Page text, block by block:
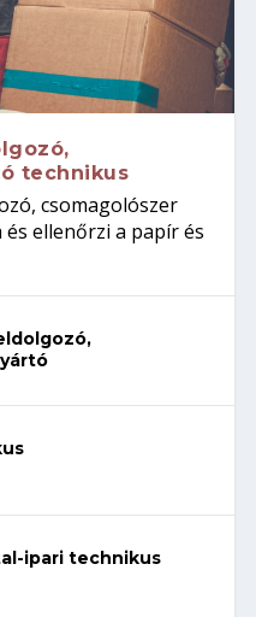
technikus
csomagolószer
ellenőrzi a papír és
ipari technikus